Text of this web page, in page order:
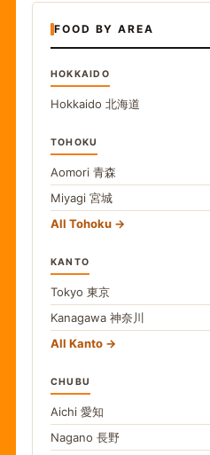
FOOD BY AREA
HOKKAIDO
Hokkaido 北海道
TOHOKU
Aomori 青森
Miyagi 宮城
All Tohoku
KANTO
Tokyo 東京
Kanagawa 神奈川
All Kanto
CHUBU
Aichi 愛知
Nagano 長野